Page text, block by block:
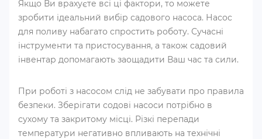
Якщо Ви врахуєте всі ці фактори, то можете
зробити ідеальний вибір садового насоса. Насос
для поливу набагато спростить роботу. Сучасні
інструменти та пристосування, а також садовий
інвентар допомагають заощадити Ваш час та сили.
При роботі з насосом слід не забувати про правила
безпеки. Зберігати содові насоси потрібно в
сухому та закритому місці. Різкі перепади
температури негативно впливають на технічні